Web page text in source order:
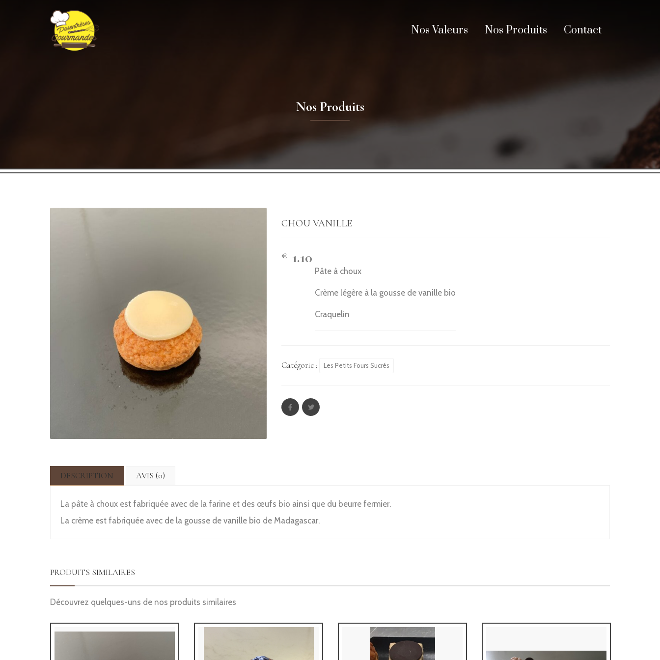
Nos Valeurs Nos Produits Contact
Nos Produits
CHOU VANILLE
€ 1.10
Pâte à choux
Crème légère à la gousse de vanille bio
Craquelin
Catégorie : Les Petits Fours Sucrés
DESCRIPTION AVIS (0)
La pâte à choux est fabriquée avec de la farine et des œufs bio ainsi que du beurre fermier.
La crème est fabriquée avec de la gousse de vanille bio de Madagascar.
PRODUITS SIMILAIRES
Découvrez quelques-uns de nos produits similaires